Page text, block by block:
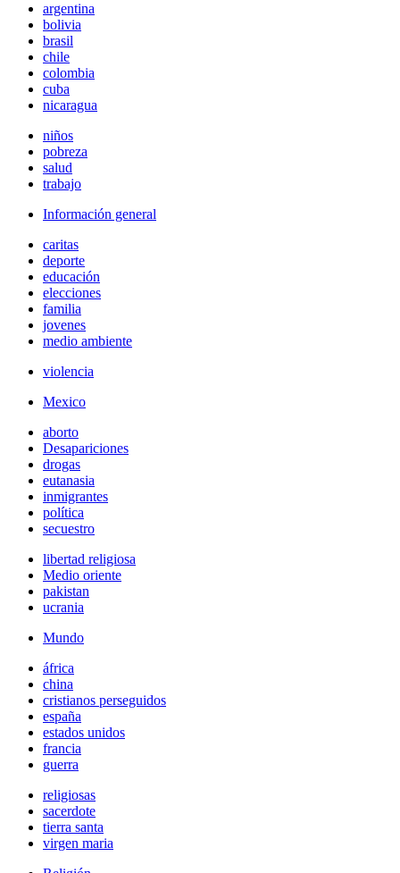
argentina
bolivia
brasil
chile
colombia
cuba
nicaragua
niños
pobreza
salud
trabajo
Información general
caritas
deporte
educación
elecciones
familia
jovenes
medio ambiente
violencia
Mexico
aborto
Desapariciones
drogas
eutanasia
inmigrantes
política
secuestro
libertad religiosa
Medio oriente
pakistan
ucrania
Mundo
áfrica
china
cristianos perseguidos
españa
estados unidos
francia
guerra
religiosas
sacerdote
tierra santa
virgen maria